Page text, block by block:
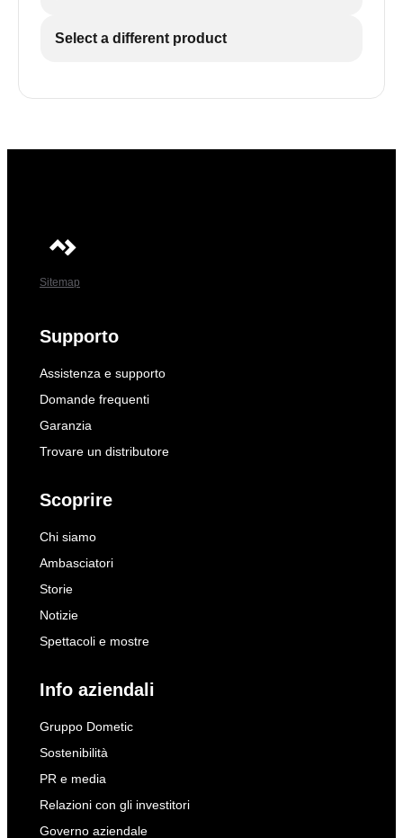
Select a different product
Sitemap
Supporto
Assistenza e supporto
Domande frequenti
Garanzia
Trovare un distributore
Scoprire
Chi siamo
Ambasciatori
Storie
Notizie
Spettacoli e mostre
Info aziendali
Gruppo Dometic
Sostenibilità
PR e media
Relazioni con gli investitori
Governo aziendale